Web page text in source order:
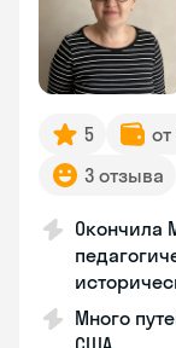
5
3 отзыва
Окончила
Много